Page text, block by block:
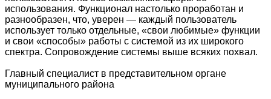
использования. Функционал настолько проработан и
разнообразен, что, уверен — каждый пользователь
использует только отдельные, «свои любимые» функции
и свои «способы» работы с системой из их широкого
спектра. Сопровождение системы выше всяких похвал.
Главный специалист в представительном органе
муниципального района